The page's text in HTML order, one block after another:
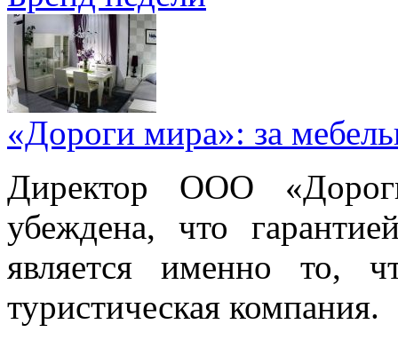
«Дороги мира»: за
Директор ООО
убеждена, что
является именно то,
туристическая компания.